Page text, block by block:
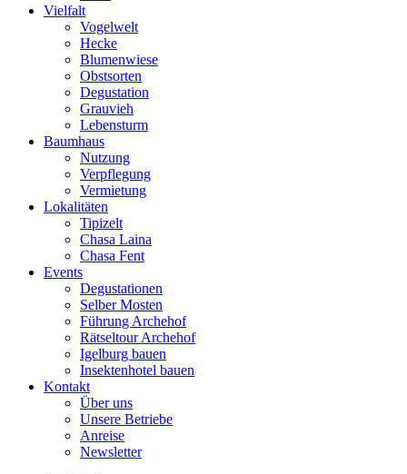
Vielfalt
Vogelwelt
Hecke
Blumenwiese
Obstsorten
Degustation
Grauvieh
Lebensturm
Baumhaus
Nutzung
Verpflegung
Vermietung
Lokalitäten
Tipizelt
Chasa Laina
Chasa Fent
Events
Degustationen
Selber Mosten
Führung Archehof
Rätseltour Archehof
Igelburg bauen
Insektenhotel bauen
Kontakt
Über uns
Unsere Betriebe
Anreise
Newsletter